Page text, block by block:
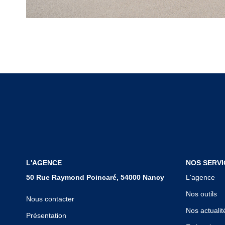
L'AGENCE
50 Rue Raymond Poincaré, 54000 Nancy
Nous contacter
Présentation
NOS
L'agence
Nos outils
Nos